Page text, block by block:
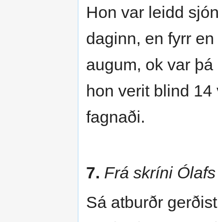
Hon var leidd
daginn, en fyrr
augum, ok var
hon verit blind
fagnaði.
7. Frá skríni
Sá atburðr